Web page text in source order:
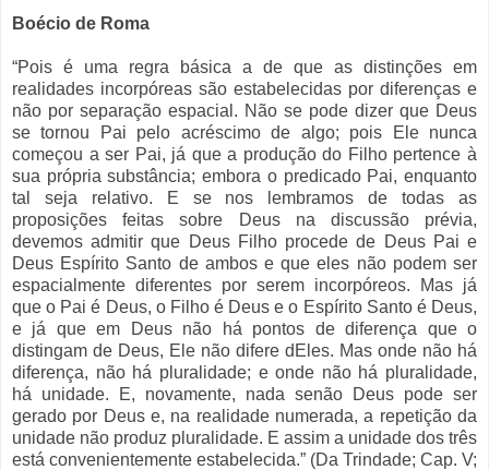
Boécio de Roma
“Pois é uma regra básica a de que as distinções em
realidades incorpóreas são estabelecidas por diferenças e
não por separação espacial. Não se pode dizer que Deus
se tornou Pai pelo acréscimo de algo; pois Ele nunca
começou a ser Pai, já que a produção do Filho pertence à
sua própria substância; embora o predicado Pai, enquanto
tal seja relativo. E se nos lembramos de todas as
proposições feitas sobre Deus na discussão prévia,
devemos admitir que Deus Filho procede de Deus Pai e
Deus Espírito Santo de ambos e que eles não podem ser
espacialmente diferentes por serem incorpóreos. Mas já
que o Pai é Deus, o Filho é Deus e o Espírito Santo é Deus,
e já que em Deus não há pontos de diferença que o
distingam de Deus, Ele não difere dEles. Mas onde não há
diferença, não há pluralidade; e onde não há pluralidade,
há unidade. E, novamente, nada senão Deus pode ser
gerado por Deus e, na realidade numerada, a repetição da
unidade não produz pluralidade. E assim a unidade dos três
está convenientemente estabelecida.” (Da Trindade; Cap. V;